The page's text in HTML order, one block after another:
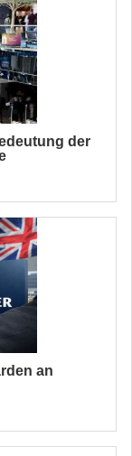
der
an